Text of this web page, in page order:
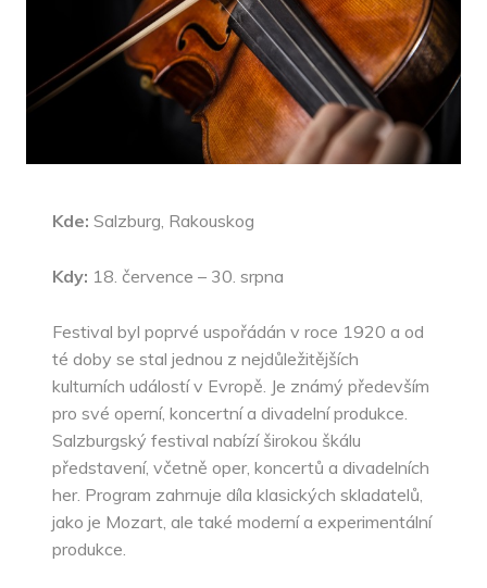
Kde: Salzburg, Rakouskog
Kdy: 18. července – 30. srpna
Festival byl poprvé uspořádán v roce 1920 a od
té doby se stal jednou z nejdůležitějších
kulturních událostí v Evropě. Je známý především
pro své operní, koncertní a divadelní produkce.
Salzburgský festival nabízí širokou škálu
představení, včetně oper, koncertů a divadelních
her. Program zahrnuje díla klasických skladatelů,
jako je Mozart, ale také moderní a experimentální
produkce.